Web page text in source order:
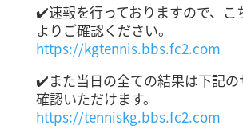
✔️速報を行っておりますので、こ
よりご確認ください。
https://kgtennis.bbs.fc2.com
✔️また当日の全ての結果は下記の
確認いただけます。
https://tenniskg.bbs.fc2.com